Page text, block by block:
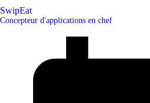
SwipEat
Concepteur d'applications en chef